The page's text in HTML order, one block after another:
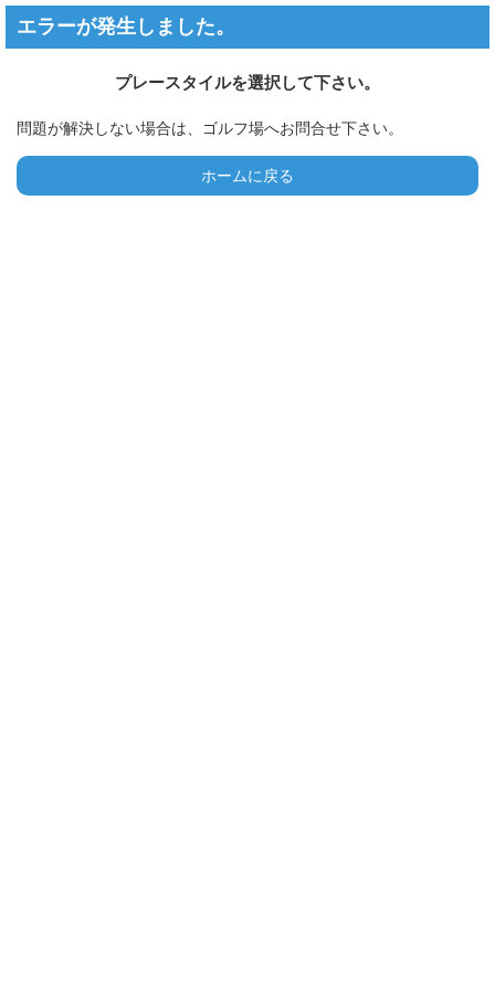
エラーが発生しました。
プレースタイルを選択して下さい。
問題が解決しない場合は、ゴルフ場へお問合せ下さい。
ホームに戻る